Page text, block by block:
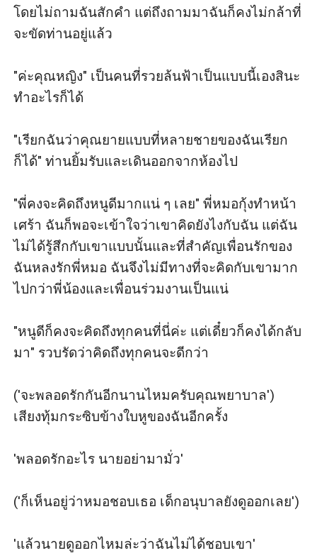
โดยไม่ถามฉันสักคำ แต่ถึงถามมาฉันก็คงไม่กล้าที่
จะขัดท่านอยู่แล้ว
"ค่ะคุณหญิง" เป็นคนที่รวยล้นฟ้าเป็นแบบนี้เองสินะ
ทำอะไรก็ได้
"เรียกฉันว่าคุณยายแบบที่หลายชายของฉันเรียก
ก็ได้" ท่านยิ้มรับและเดินออกจากห้องไป
"พี่คงจะคิดถึงหนูดีมากแน่ ๆ เลย" พี่หมอกุ้งทำหน้า
เศร้า ฉันก็พอจะเข้าใจว่าเขาคิดยังไงกับฉัน แต่ฉัน
ไม่ได้รู้สึกกับเขาแบบนั้นและที่สำคัญเพื่อนรักของ
ฉันหลงรักพี่หมอ ฉันจึงไม่มีทางที่จะคิดกับเขามาก
ไปกว่าพี่น้องและเพื่อนร่วมงานเป็นแน่
"หนูดีก็คงจะคิดถึงทุกคนที่นี่ค่ะ แต่เดี๋ยวก็คงได้กลับ
มา" รวบรัดว่าคิดถึงทุกคนจะดีกว่า
('จะพลอดรักกันอีกนานไหมครับคุณพยาบาล')
เสียงทุ้มกระซิบข้างใบหูของฉันอีกครั้ง
'พลอดรักอะไร นายอย่ามามั่ว'
('ก็เห็นอยู่ว่าหมอชอบเธอ เด็กอนุบาลยังดูออกเลย')
'แล้วนายดูออกไหมล่ะว่าฉันไม่ได้ชอบเขา'